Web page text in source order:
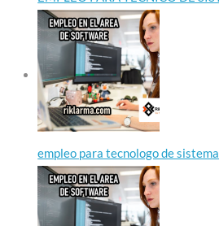
empleo para tecnologo de